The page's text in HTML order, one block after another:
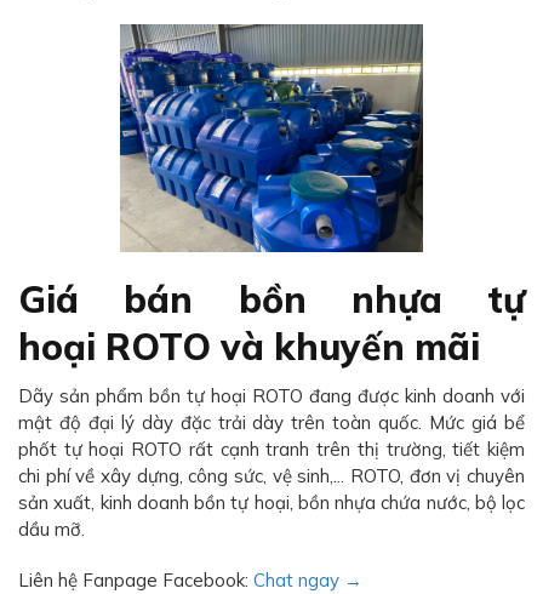
Giá bán bồn nhựa tự
hoại ROTO và khuyến mãi
Dãy sản phẩm bồn tự hoại ROTO đang được kinh doanh với
mật độ đại lý dày đặc trải dày trên toàn quốc. Mức giá bể
phốt tự hoại ROTO rất cạnh tranh trên thị trường, tiết kiệm
chi phí về xây dựng, công sức, vệ sinh,... ROTO, đơn vị chuyên
sản xuất, kinh doanh bồn tự hoại, bồn nhựa chứa nước, bộ lọc
dầu mỡ.
Liên hệ Fanpage Facebook: Chat ngay →